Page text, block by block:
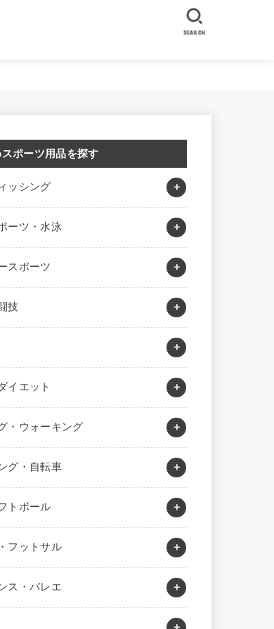
SEARCH
ポーツ用品を探す
ッシング
ーツ・水泳
スポーツ
技
イエット
・ウォーキング
グ・自転車
トボール
フットサル
ス・バレエ